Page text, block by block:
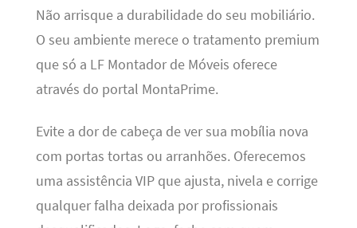
Não arrisque a durabilidade do seu mobiliário.
O seu ambiente merece o tratamento premium
que só a LF Montador de Móveis oferece
através do portal MontaPrime.
Evite a dor de cabeça de ver sua mobília nova
com portas tortas ou arranhões. Oferecemos
uma assistência VIP que ajusta, nivela e corrige
qualquer falha deixada por profissionais